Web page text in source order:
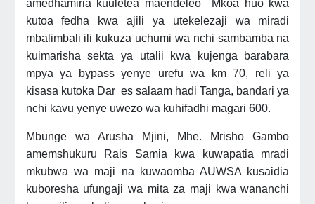
amedhamiria kuuletea maendeleo Mkoa huo kwa
kutoa fedha kwa ajili ya utekelezaji wa miradi
mbalimbali ili kukuza uchumi wa nchi sambamba na
kuimarisha sekta ya utalii kwa kujenga barabara
mpya ya bypass yenye urefu wa km 70, reli ya
kisasa kutoka Dar es salaam hadi Tanga, bandari ya
nchi kavu yenye uwezo wa kuhifadhi magari 600.
Mbunge wa Arusha Mjini, Mhe. Mrisho Gambo
amemshukuru Rais Samia kwa kuwapatia mradi
mkubwa wa maji na kuwaomba AUWSA kusaidia
kuboresha ufungaji wa mita za maji kwa wananchi